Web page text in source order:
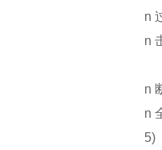
n 过流
n 击穿
n 断电
n 全压
5) 液